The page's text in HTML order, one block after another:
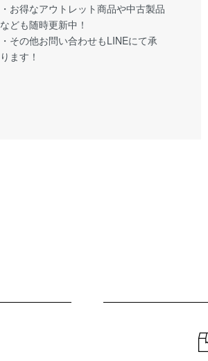
・お得なアウトレット商品や中古製品
なども随時更新中！
・その他お問い合わせもLINEにて承
ります！